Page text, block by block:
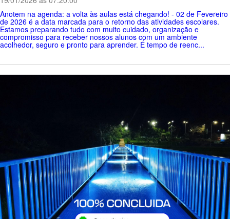
Anotem na agenda: a volta às aulas está chegando! - 02 de Fevereiro
de 2026 é a data marcada para o retorno das atividades escolares.
Estamos preparando tudo com muito cuidado, organização e
compromisso para receber nossos alunos com um ambiente
acolhedor, seguro e pronto para aprender. É tempo de reenc...